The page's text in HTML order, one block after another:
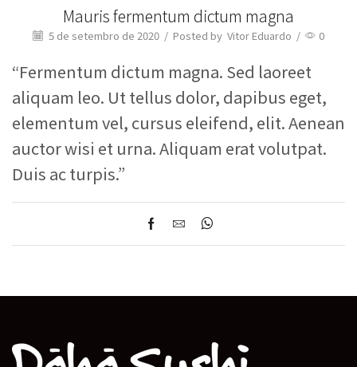
Mauris fermentum dictum magna
5 de setembro de 2020 / Posted by Vitor Eduardo / 0
“Fermentum dictum magna. Sed laoreet
aliquam leo. Ut tellus dolor, dapibus eget,
elementum vel, cursus eleifend, elit. Aenean
auctor wisi et urna. Aliquam erat volutpat.
Duis ac turpis.”